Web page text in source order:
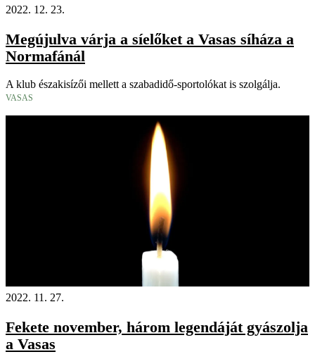
2022. 12. 23.
Megújulva várja a síelőket a Vasas síháza a
Normafánál
A klub északisízői mellett a szabadidő-sportolókat is szolgálja.
VASAS
2022. 11. 27.
Fekete november, három legendáját gyászolja
a Vasas